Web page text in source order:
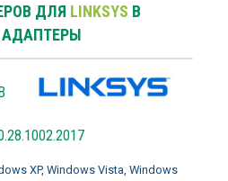
ДЛЯ LINKSYS В
АДАПТЕРЫ
XP, Windows Vista, Windows